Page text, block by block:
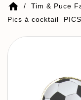
home Tim & Puce
Pics à cocktail